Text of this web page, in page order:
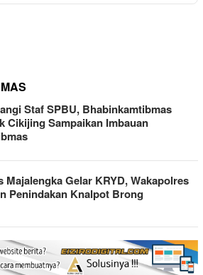
Staf SPBU, Bhabinkamtibmas
Cikijing Sampaikan Imbauan
Majalengka Gelar KRYD, Wakapolres
Penindakan Knalpot Brong